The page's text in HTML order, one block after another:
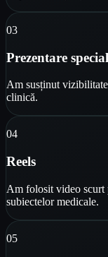
03
Prezentare
Am susținut
clinică.
04
Reels
Am folosit video scurt
subiectelor medicale.
05